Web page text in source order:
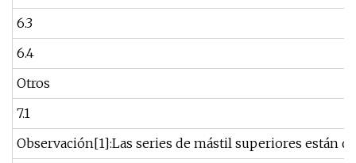
6.3
6.4
Otros
7.1
Observación[1]:Las series de mástil superiores están